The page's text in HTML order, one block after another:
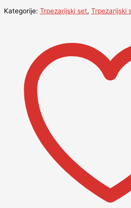
Kategorije: Trpezarijski set, Trpezarijski